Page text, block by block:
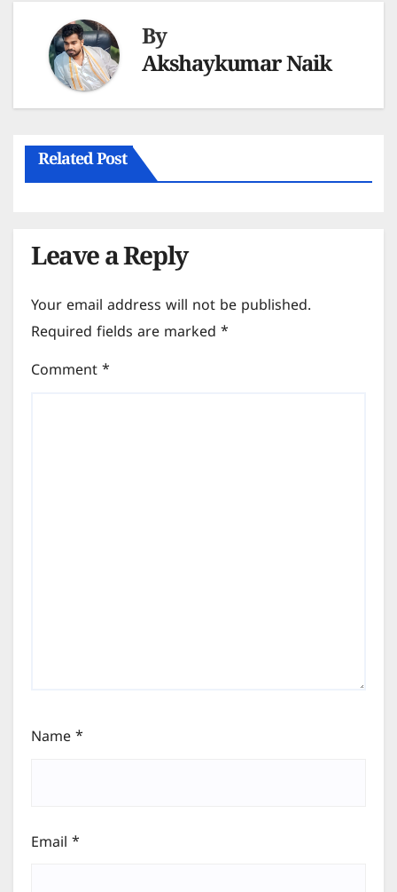
By
Akshaykumar Naik
Related Post
Leave a Reply
Your email address will not be published.
Required fields are marked *
Comment *
Name *
Email *